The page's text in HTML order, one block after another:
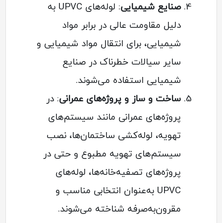
صنایع شیمیایی
: لوله‌های UPVC به
دلیل مقاومت عالی در برابر مواد
شیمیایی، برای انتقال مواد شیمیایی و
سایر سیالات خطرناک در صنایع
شیمیایی استفاده می‌شوند.
ساخت و ساز و پروژه‌های عمرانی: در
پروژه‌های عمرانی مانند سیستم‌های
تهویه، لوله‌کشی ساختمان‌ها، نصب
سیستم‌های تهویه مطبوع و حتی در
پروژه‌های تصفیه‌خانه‌ها، لوله‌های
UPVC به‌عنوان انتخابی مناسب و
مقرون‌به‌صرفه شناخته می‌شوند.